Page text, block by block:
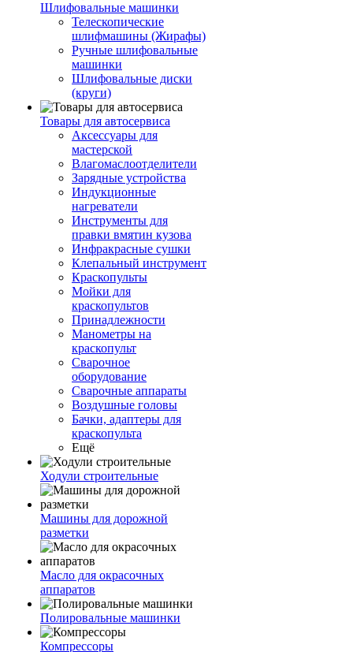
Шлифовальные машинки
Телескопические
шлифмашины (Жирафы)
Ручные шлифовальные
машинки
Шлифовальные диски
(круги)
Товары для автосервиса
Аксессуары для
мастерской
Влагомаслоотделители
Зарядные устройства
Индукционные
нагреватели
Инструменты для
правки вмятин кузова
Инфракрасные сушки
Клепальный инструмент
Краскопульты
Мойки для
краскопультов
Принадлежности
Манометры на
краскопульт
Сварочное
оборудование
Сварочные аппараты
Воздушные головы
Бачки, адаптеры для
краскопульта
Ещё
Ходули строительные
Машины для дорожной
разметки
Масло для окрасочных
аппаратов
Полировальные машинки
Компрессоры